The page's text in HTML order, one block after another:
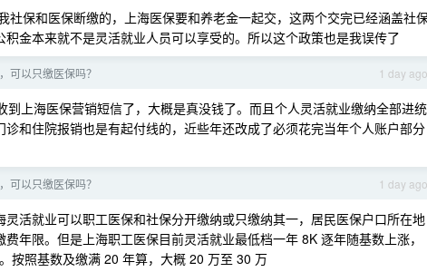
社保和医保断缴的，上海医保要和养老金一起交，这两个交完已经涵盖社
金本来就不是灵活就业人员可以享受的。所以这个政策也是我误传了
1 day ago
可以只缴医保吗？
到上海医保营销短信了，大概是真没钱了。而且个人灵活就业缴纳全部进统
和住院报销也是有起付线的，近些年还改成了必须花完当年个人账户部分
1 day ago
可以只缴医保吗？
活就业可以职工医保和社保分开缴纳或只缴纳其一，居民医保户口所在地
年限。但是上海职工医保目前灵活就业最低档一年 8K 逐年随基数上涨，
按照基数及缴满 20 年算，大概 20 万至 30 万